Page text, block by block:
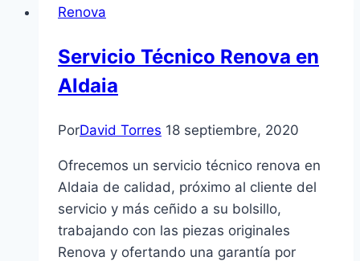
Renova
Servicio Técnico Renova en
Aldaia
PorDavid Torres 18 septiembre, 2020
Ofrecemos un servicio técnico renova en
Aldaia de calidad, próximo al cliente del
servicio y más ceñido a su bolsillo,
trabajando con las piezas originales
Renova y ofertando una garantía por